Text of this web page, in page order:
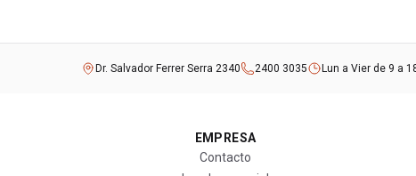
Dr. Salvador Ferrer Serra 2340 2400 3035 Lun a Vier de 9 a
EMPRESA
Contacto